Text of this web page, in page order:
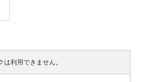
は利用できません。